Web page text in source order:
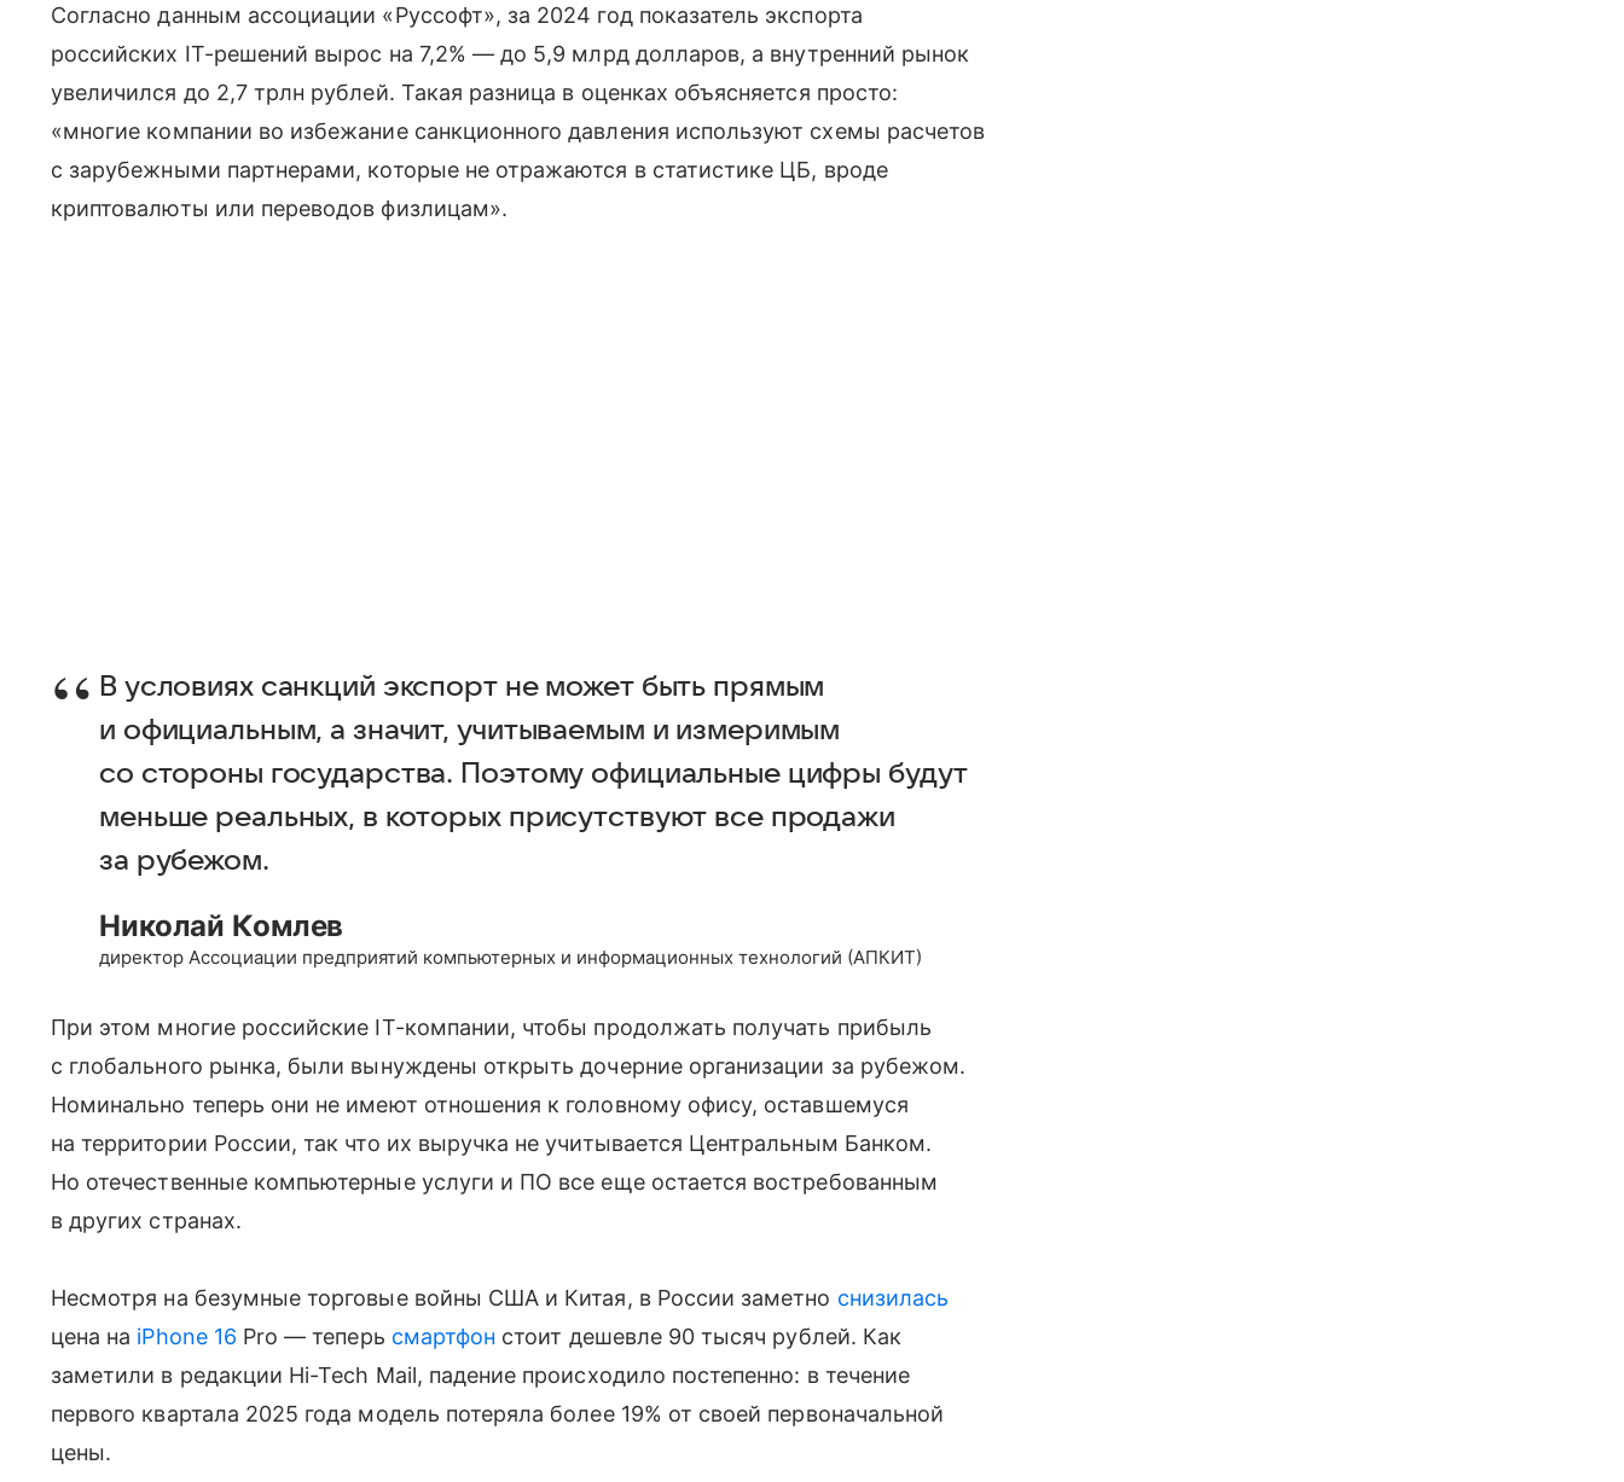
Согласно данным ассоциации «Руссофт», за 2024 год показатель экспорта
российских IT-решений вырос на 7,2% — до 5,9 млрд долларов, а внутренний рынок
увеличился до 2,7 трлн рублей. Такая разница в оценках объясняется просто:
«многие компании во избежание санкционного давления используют схемы расчетов
с зарубежными партнерами, которые не отражаются в статистике ЦБ, вроде
криптовалюты или переводов физлицам».
В условиях санкций экспорт не может быть прямым
и официальным, а значит, учитываемым и измеримым
со стороны государства. Поэтому официальные цифры будут
меньше реальных, в которых присутствуют все продажи
за рубежом.
Николай Комлев
директор Ассоциации предприятий компьютерных и информационных технологий (АПКИТ)
При этом многие российские IT-компании, чтобы продолжать получать прибыль
с глобального рынка, были вынуждены открыть дочерние организации за рубежом.
Номинально теперь они не имеют отношения к головному офису, оставшемуся
на территории России, так что их выручка не учитывается Центральным Банком.
Но отечественные компьютерные услуги и ПО все еще остается востребованным
в других странах.
Несмотря на безумные торговые войны США и Китая, в России заметно снизилась
цена на iPhone 16 Pro — теперь смартфон стоит дешевле 90 тысяч рублей. Как
заметили в редакции Hi-Tech Mail, падение происходило постепенно: в течение
первого квартала 2025 года модель потеряла более 19% от своей первоначальной
цены.